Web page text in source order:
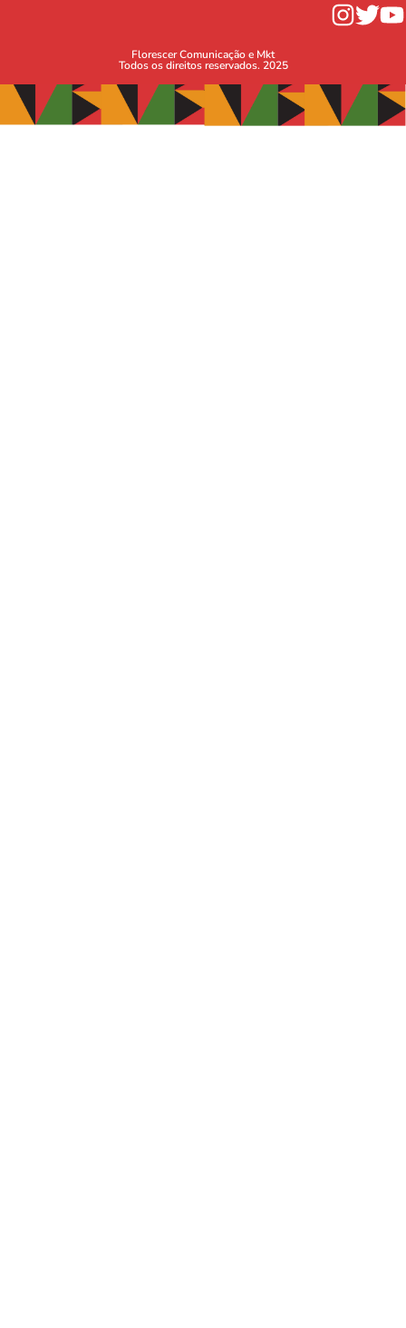
Florescer Comunicação e Mkt
Todos os direitos reservados. 2025